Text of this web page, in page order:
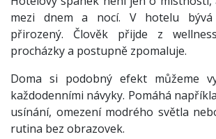
mezi dnem a nocí. V hotelu
přirozený. Člověk přijde z
procházky a postupně zpomaluje.
Doma si podobný efekt můžeme
každodenními návyky. Pomáhá
usínání, omezení modrého světla
rutina bez obrazovek.